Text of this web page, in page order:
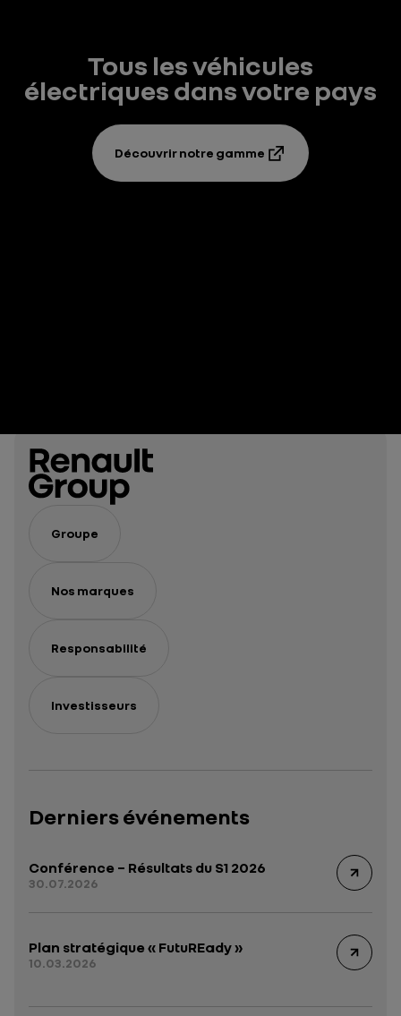
Tous les véhicules
électriques dans votre pays
Découvrir notre gamme
Groupe
Nos marques
Responsabilité
Investisseurs
Derniers événements
Conférence – Résultats du S1 2026
30.07.2026
Plan stratégique « FutuREady »
10.03.2026